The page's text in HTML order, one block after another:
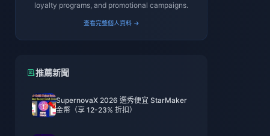
loyalty programs, and promotional campaigns.
查看完整個人資料 →
推薦新聞
SupernovaX 2026 選秀便宜 StarMaker
金幣（享 12-23% 折扣）